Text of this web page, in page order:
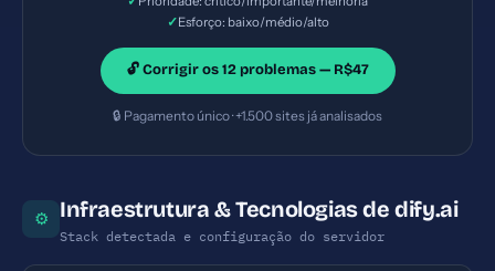
✓Esforço: baixo/médio/alto
🔓 Corrigir os 12 problemas — R$47
🔒 Pagamento único · +1.500 sites já analisados
⚙ Infraestrutura & Tecnologias de dify.ai
Stack detectada e configuração do servidor